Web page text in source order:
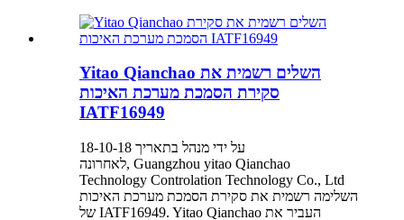
Yitao Qianchao השלים רשמית את
סקירת הסמכת מערכת האיכות
IATF16949
על ידי מנהל בתאריך 18-10-18
לאחרונה, Guangzhou yitao Qianchao
Technology Controlation Technology Co., Ltd
השלימה רשמית את סקירת הסמכת מערכת האיכות
של IATF16949. Yitao Qianchao העביר את